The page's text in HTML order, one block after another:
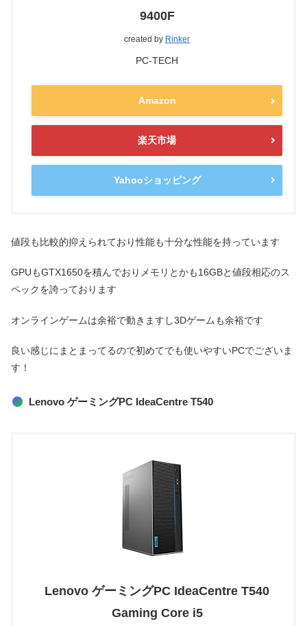
9400F
created by Rinker
PC-TECH
Amazon
楽天市場
Yahooショッピング
値段も比較的抑えられており性能も十分な性能を持っています
GPUもGTX1650を積んでおりメモリとかも16GBと値段相応のス
ペックを誇っております
オンラインゲームは余裕で動きますし3Dゲームも余裕です
良い感じにまとまってるので初めてでも使いやすいPCでございま
す！
Lenovo ゲーミングPC IdeaCentre T540
Lenovo ゲーミングPC IdeaCentre T540
Gaming Core i5